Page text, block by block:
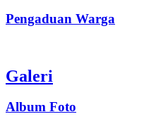
Pengaduan Warga
Galeri
Album Foto